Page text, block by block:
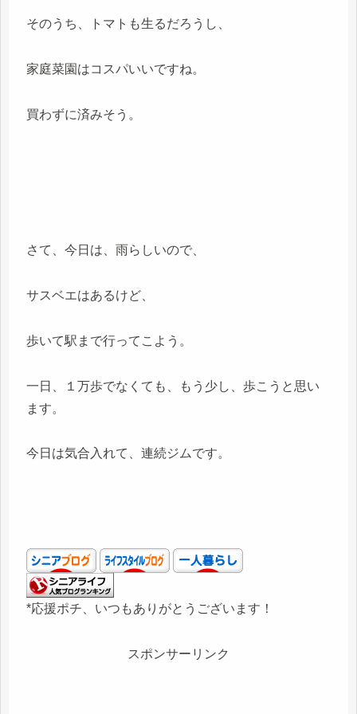
そのうち、トマトも生るだろうし、
家庭菜園はコスパいいですね。
買わずに済みそう。
さて、今日は、雨らしいので、
サスベエはあるけど、
歩いて駅まで行ってこよう。
一日、１万歩でなくても、もう少し、歩こうと思い
ます。
今日は気合入れて、連続ジムです。
*応援ポチ、いつもありがとうございます！
スポンサーリンク